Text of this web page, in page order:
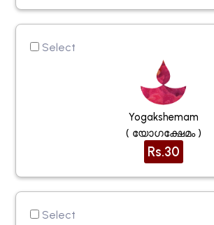
Select
Yogakshemam
( യോഗക്ഷേമം )
Rs.30
Select